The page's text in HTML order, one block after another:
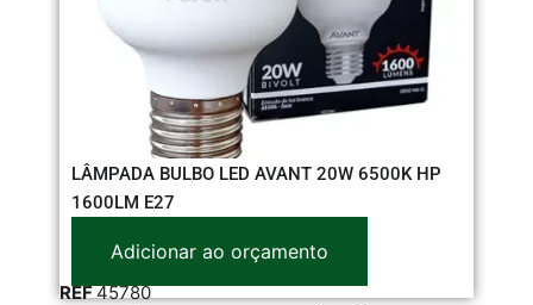
LÂMPADA BULBO LED AVANT 20W 6500K HP
1600LM E27
Adicionar ao orçamento
REF45780